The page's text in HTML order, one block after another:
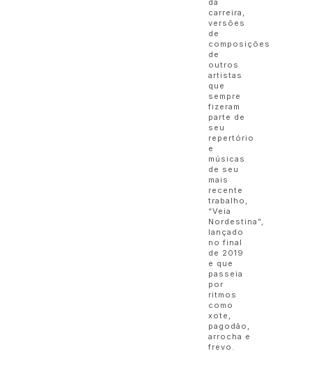
da
carreira,
versões
de
composições
de
outros
artistas
que
sempre
fizeram
parte de
seu
repertório
e
músicas
de seu
mais
recente
trabalho,
“Veia
Nordestina”,
lançado
no final
de 2019
e que
passeia
por
ritmos
como
xote,
pagodão,
arrocha e
frevo.